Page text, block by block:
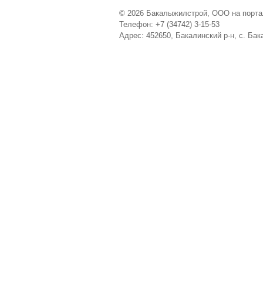
© 2026 Бакалыжилстрой, ООО на
Телефон: +7 (34742) 3-15-53
Адрес: 452650, Бакалинский р-н, с.